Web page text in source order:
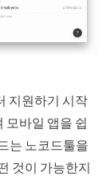
지원하기 시작
모바일 앱을 쉽
는 노코드툴을
것이 가능한지